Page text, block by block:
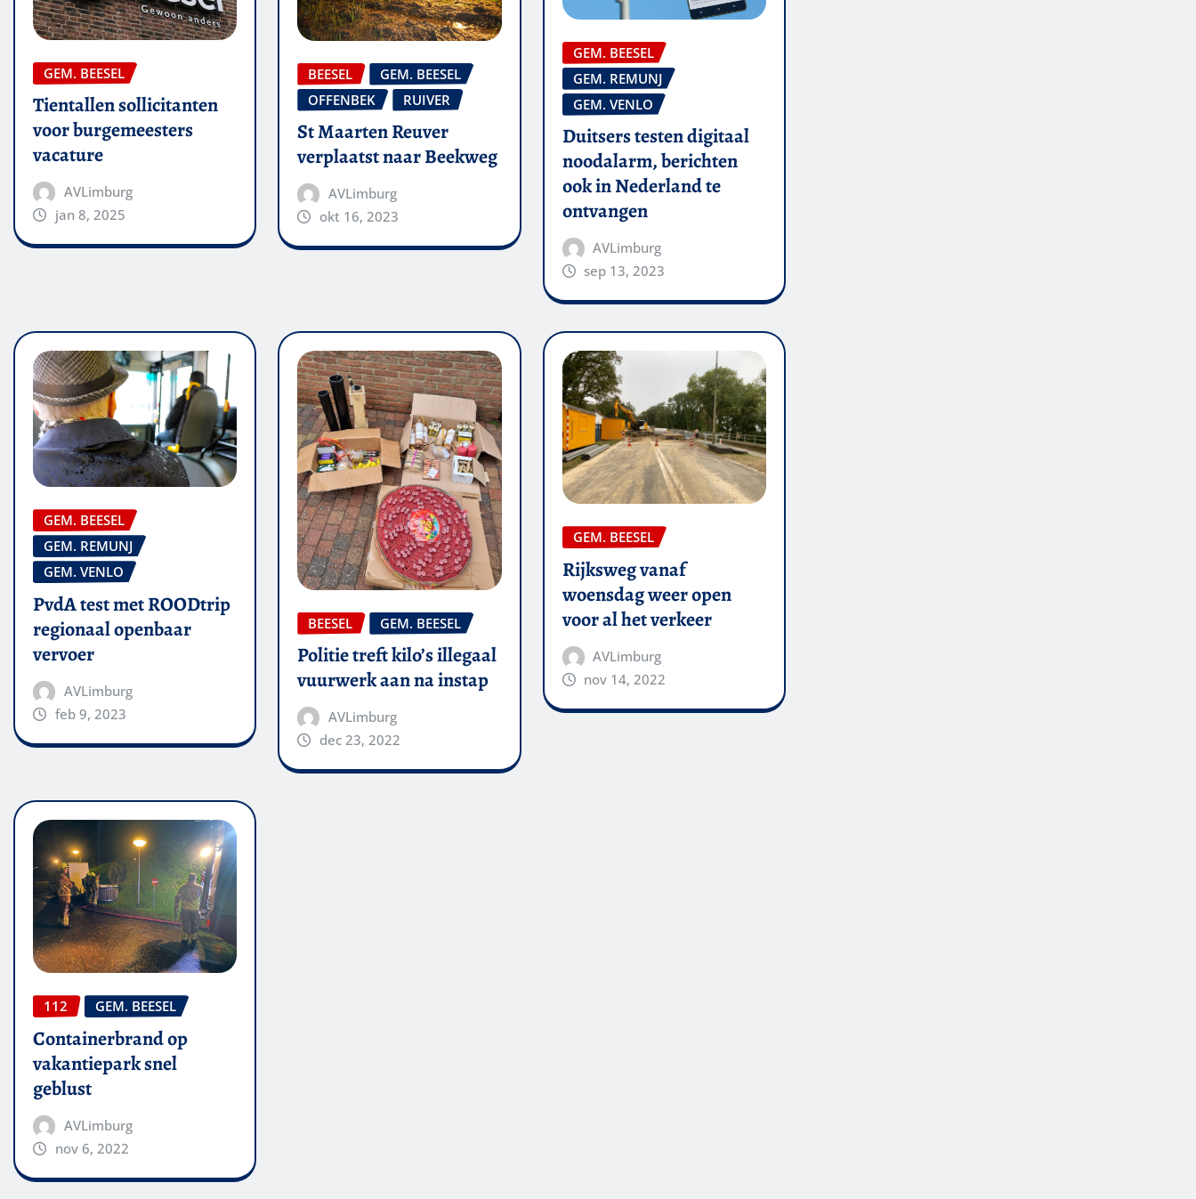
GEM. BEESEL
Tientallen sollicitanten
voor burgemeesters
vacature
AVLimburg
jan 8, 2025
BEESEL
GEM. BEESEL
OFFENBEK
RUIVER
St Maarten Reuver
verplaatst naar Beekweg
AVLimburg
okt 16, 2023
GEM. BEESEL
GEM. REMUNJ
GEM. VENLO
Duitsers testen digitaal
noodalarm, berichten
ook in Nederland te
ontvangen
AVLimburg
sep 13, 2023
GEM. BEESEL
GEM. REMUNJ
GEM. VENLO
PvdA test met ROODtrip
regionaal openbaar
vervoer
AVLimburg
feb 9, 2023
BEESEL GEM. BEESEL
Politie treft kilo’s illegaal
vuurwerk aan na instap
AVLimburg
dec 23, 2022
GEM. BEESEL
Rijksweg vanaf
woensdag weer open
voor al het verkeer
AVLimburg
nov 14, 2022
112 GEM. BEESEL
Containerbrand op
vakantiepark snel
geblust
AVLimburg
nov 6, 2022